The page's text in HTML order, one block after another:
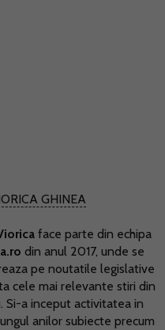
GHINEA
face parte din echipa
din anul 2017, unde se
pe noutatile legislative
cele mai relevante stiri din
Si-a inceput activitatea in
anilor subiecte precum